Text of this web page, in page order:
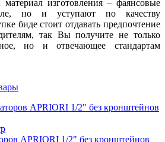
изготовления – фаянсовые
но и уступают по качеству
биде стоит отдавать предпочтение
так Вы получите не только
но и отвечающее стандартам
APRIORI 1/2" без кронштейнов